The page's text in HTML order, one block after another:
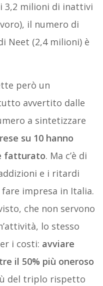
3,2 milioni di inattivi
il numero di
Neet (2,4 milioni) è
però un
avvertito dalle
a sintetizzare
su 10 hanno
fatturato. Ma c’è di
e i ritardi
impresa in Italia.
che non servono
lo stesso
i costi: avviare
il 50% più oneroso
del triplo rispetto